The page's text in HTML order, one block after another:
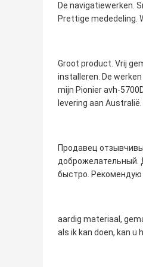
De navigatiewerken.
Prettige mededeling.
Groot product. Vrij
installeren. De
mijn Pionier avh-
levering aan
Продавец
доброжелательный.
быстро. Рекомендую
aardig materiaal,
als ik kan doen, kan u